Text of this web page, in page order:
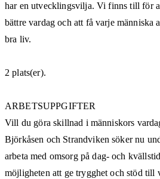
har en utvecklingsvilja. Vi finns till för
bättre vardag och att få varje människa
bra liv.
2 plats(er).
ARBETSUPPGIFTER
Vill du göra skillnad i människors
Björkåsen och Strandviken söker nu
arbeta med omsorg på dag- och
möjligheten att ge trygghet och stöd till